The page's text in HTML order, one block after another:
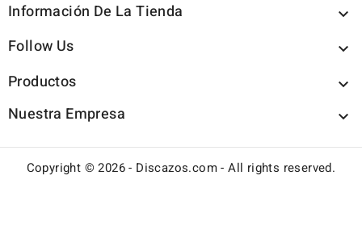
Información De La Tienda 
Follow Us 
Productos 
Nuestra Empresa 
Copyright © 2026 - Discazos.com - All rights reserved.